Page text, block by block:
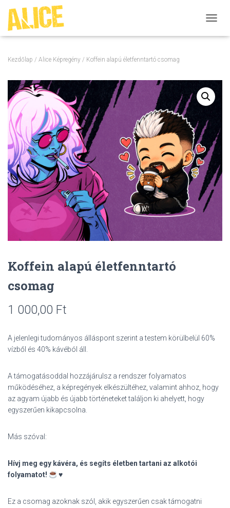
A
Ó
B
/
K
K
A
P
Á
Kezdőlap / Alice Képregény / Koffein alapú életfenntartó csomag
Koffein alapú életfenntartó
csomag
1 000,00 Ft
A jelenlegi tudományos álláspont szerint a testem körülbelül 60%
vízből és 40% kávéból áll.
A támogatásoddal hozzájárulsz a rendszer folyamatos
működéséhez, a képregények elkészültéhez, valamint ahhoz, hogy
az agyam újabb és újabb történeteket találjon ki ahelyett, hogy
egyszerűen kikapcsolna.
Más szóval:
Hívj meg egy kávéra, és segíts életben tartani az alkotói
folyamatot!
♥️
Ez a csomag azoknak szól, akik egyszerűen csak támogatni